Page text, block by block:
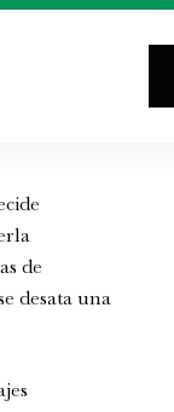
de
desata una